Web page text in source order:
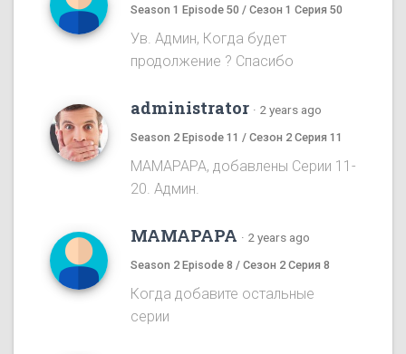
Season 1 Episode 50 / Сезон 1 Серия 50
Ув. Админ, Когда будет
продолжение ? Спасибо
administrator · 2 years ago
Season 2 Episode 11 / Сезон 2 Серия 11
MAMAPAPA, добавлены Серии 11-
20. Админ.
MAMAPAPA · 2 years ago
Season 2 Episode 8 / Сезон 2 Серия 8
Когда добавите остальные
серии